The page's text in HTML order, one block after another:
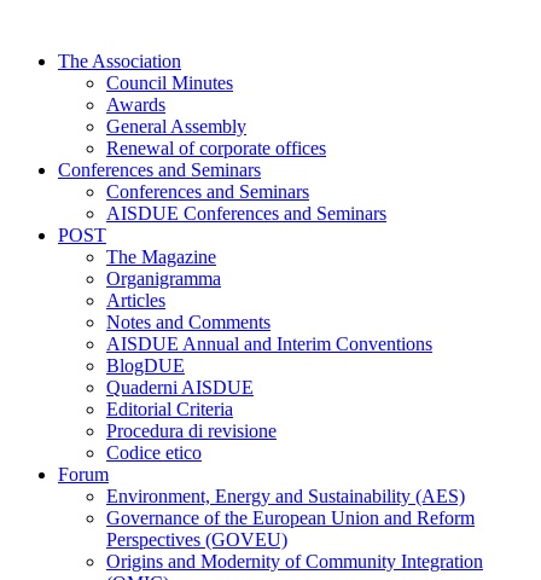
contentThe Association
Council Minutes
Awards
General Assembly
Renewal of corporate offices
Conferences and Seminars
Conferences and Seminars
AISDUE Conferences and Seminars
POST
The Magazine
Organigramma
Articles
Notes and Comments
AISDUE Annual and Interim Conventions
BlogDUE
Quaderni AISDUE
Editorial Criteria
Procedura di revisione
Codice etico
Forum
Environment, Energy and Sustainability (AES)
Governance of the European Union and Reform
Perspectives (GOVEU)
Origins and Modernity of Community Integration